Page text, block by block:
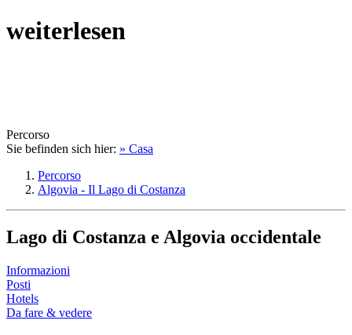
weiterlesen
Percorso
Sie befinden sich hier: » Casa
Percorso
Algovia - Il Lago di Costanza
Lago di Costanza e Algovia occidentale
Informazioni
Posti
Hotels
Da fare & vedere